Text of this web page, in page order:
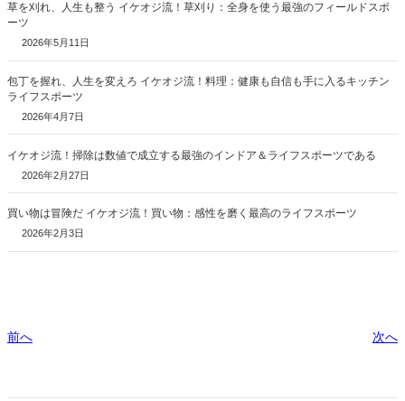
草を刈れ、人生も整う イケオジ流！草刈り：全身を使う最強のフィールドスポ
ーツ
2026年5月11日
包丁を握れ、人生を変えろ イケオジ流！料理：健康も自信も手に入るキッチン
ライフスポーツ
2026年4月7日
イケオジ流！掃除は数値で成立する最強のインドア＆ライフスポーツである
2026年2月27日
買い物は冒険だ イケオジ流！買い物：感性を磨く最高のライフスポーツ
2026年2月3日
前へ 次へ